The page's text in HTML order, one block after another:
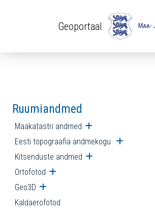
Geoportaal
Ruumiandmed
Maakatastri andmed Ava alammenüü
Eesti topograafia andmekogu Ava
Kitsenduste andmed Ava alammenüü
Ortofotod Ava alammenüü
Geo3D Ava alammenüü
Kaldaerofotod